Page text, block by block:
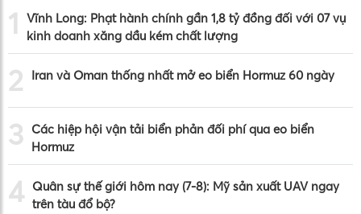
1
Vĩnh Long: Phạt hành chính gần 1,8 tỷ đồng đối với 07 vụ
kinh doanh xăng dầu kém chất lượng
2 Iran và Oman thống nhất mở eo biển Hormuz 60 ngày
3 Các hiệp hội vận tải biển phản đối phí qua eo biển
Hormuz
4 Quân sự thế giới hôm nay (7-8): Mỹ sản xuất UAV ngay
trên tàu đổ bộ?